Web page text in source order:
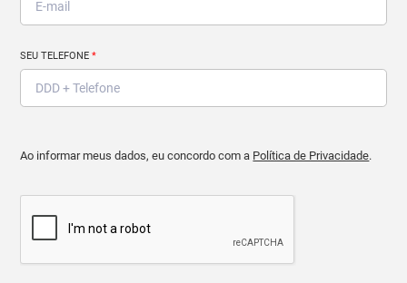
SEU TELEFONE*
Ao informar meus dados, eu concordo com a Política de Privacidade.